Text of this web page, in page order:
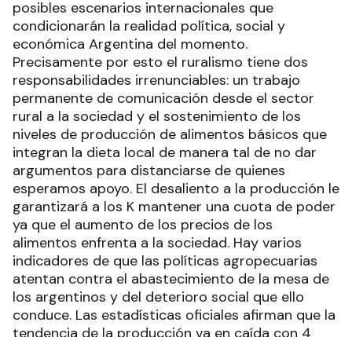
posibles escenarios internacionales que
condicionarán la realidad política, social y
económica Argentina del momento.
Precisamente por esto el ruralismo tiene dos
responsabilidades irrenunciables: un trabajo
permanente de comunicación desde el sector
rural a la sociedad y el sostenimiento de los
niveles de producción de alimentos básicos que
integran la dieta local de manera tal de no dar
argumentos para distanciarse de quienes
esperamos apoyo. El desaliento a la producción le
garantizará a los K mantener una cuota de poder
ya que el aumento de los precios de los
alimentos enfrenta a la sociedad. Hay varios
indicadores de que las políticas agropecuarias
atentan contra el abastecimiento de la mesa de
los argentinos y del deterioro social que ello
conduce. Las estadísticas oficiales afirman que la
tendencia de la producción va en caída con 4